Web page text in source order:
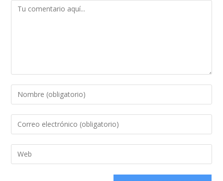
Comentario
Introduce
tu
nombre
de
usuario
Introduce
tu
dirección
de
Introduce
la